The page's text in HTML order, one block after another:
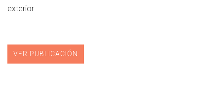
exterior.
VER PUBLICACIÓN